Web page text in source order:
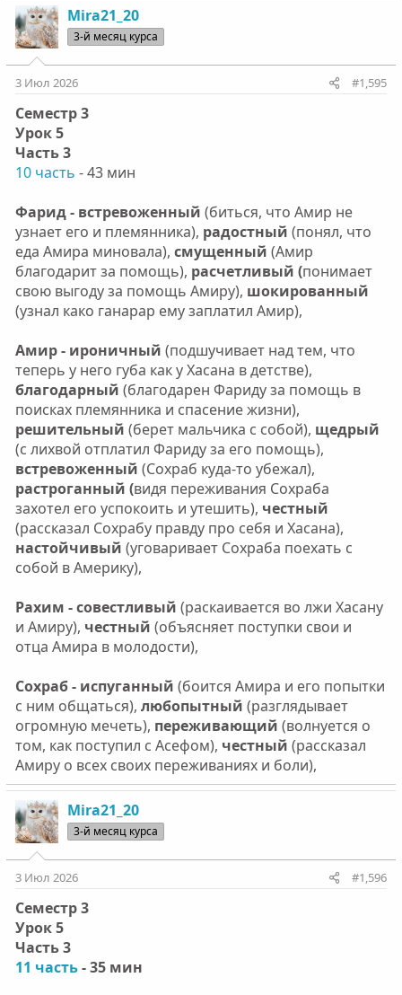
Mira21_20
3-й месяц курса
3 Июл 2026 #1,595
Семестр 3
Урок 5
Часть 3
10 часть - 43 мин
Фарид - встревоженный (биться, что Амир не
узнает его и племянника), радостный (понял, что
еда Амира миновала), смущенный (Амир
благодарит за помощь), расчетливый (понимает
свою выгоду за помощь Амиру), шокированный
(узнал како ганарар ему заплатил Амир),
Амир - ироничный (подшучивает над тем, что
теперь у него губа как у Хасана в детстве),
благодарный (благодарен Фариду за помощь в
поисках племянника и спасение жизни),
решительный (берет мальчика с собой), щедрый
(с лихвой отплатил Фариду за его помощь),
встревоженный (Сохраб куда-то убежал),
растроганный (видя переживания Сохраба
захотел его успокоить и утешить), честный
(рассказал Сохрабу правду про себя и Хасана),
настойчивый (уговаривает Сохраба поехать с
собой в Америку),
Рахим - совестливый (раскаивается во лжи Хасану
и Амиру), честный (объясняет поступки свои и
отца Амира в молодости),
Сохраб - испуганный (боится Амира и его попытки
с ним общаться), любопытный (разглядывает
огромную мечеть), переживающий (волнуется о
том, как поступил с Асефом), честный (рассказал
Амиру о всех своих переживаниях и боли),
Mira21_20
3-й месяц курса
3 Июл 2026 #1,596
Семестр 3
Урок 5
Часть 3
11 часть- 35 мин